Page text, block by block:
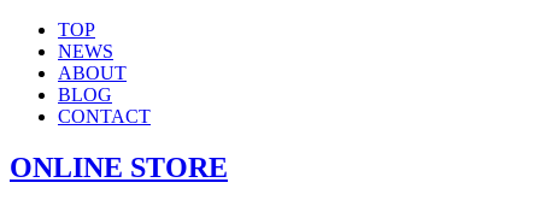
TOP
NEWS
ABOUT
BLOG
CONTACT
ONLINE STORE